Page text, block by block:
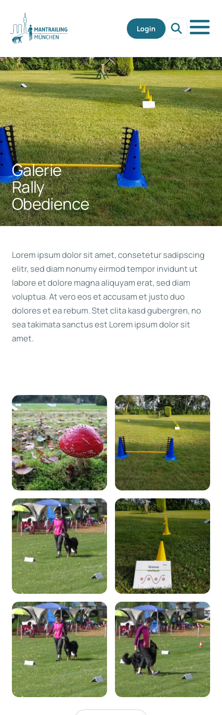
Login
Galerie
Rally
Obedience
Lorem ipsum dolor sit amet, consetetur sadipscing
elitr, sed diam nonumy eirmod tempor invidunt ut
labore et dolore magna aliquyam erat, sed diam
voluptua. At vero eos et accusam et justo duo
dolores et ea rebum. Stet clita kasd gubergren, no
sea takimata sanctus est Lorem ipsum dolor sit
amet.